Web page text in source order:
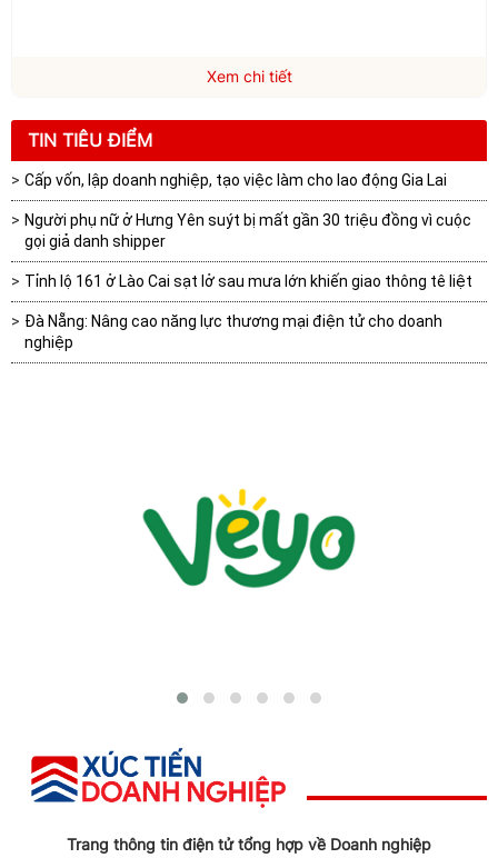
Xem chi tiết
TIN TIÊU ĐIỂM
Cấp vốn, lập doanh nghiệp, tạo việc làm cho lao động Gia Lai
Người phụ nữ ở Hưng Yên suýt bị mất gần 30 triệu đồng vì cuộc
gọi giả danh shipper
Tỉnh lộ 161 ở Lào Cai sạt lở sau mưa lớn khiến giao thông tê liệt
Đà Nẵng: Nâng cao năng lực thương mại điện tử cho doanh
nghiệp
Trang thông tin điện tử tổng hợp về Doanh nghiệp